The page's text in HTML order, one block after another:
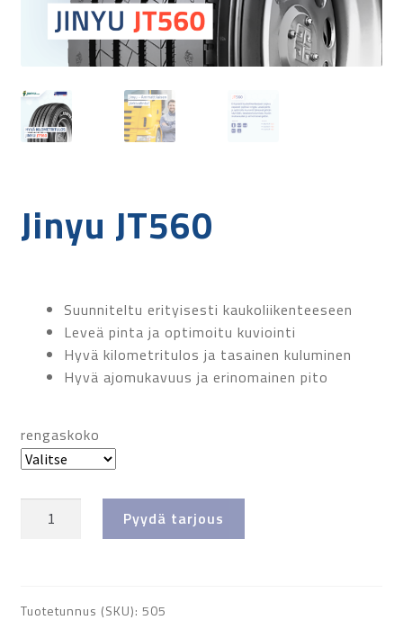
Jinyu JT560
Suunniteltu erityisesti kaukoliikenteeseen
Leveä pinta ja optimoitu kuviointi
Hyvä kilometritulos ja tasainen kuluminen
Hyvä ajomukavuus ja erinomainen pito
rengaskoko
Jinyu
JT560
Pyydä tarjous
Tuotetunnus (SKU): 505